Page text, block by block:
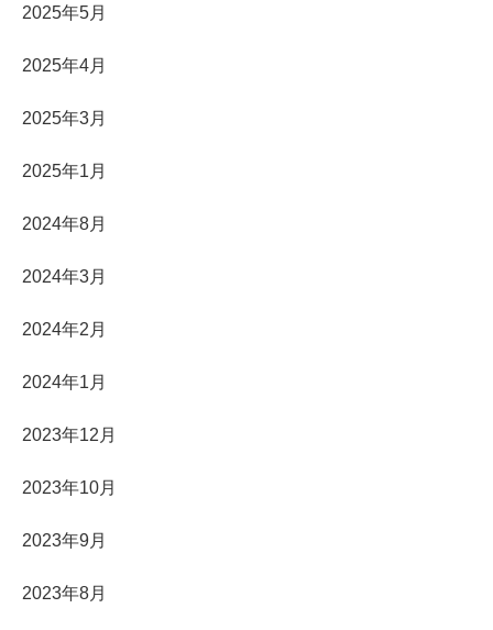
2025年5月
2025年4月
2025年3月
2025年1月
2024年8月
2024年3月
2024年2月
2024年1月
2023年12月
2023年10月
2023年9月
2023年8月